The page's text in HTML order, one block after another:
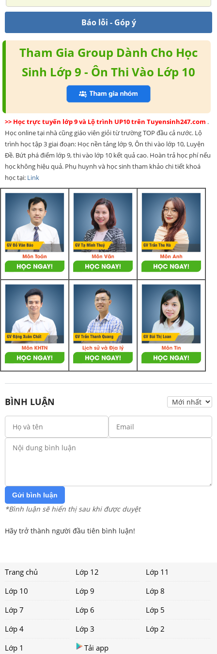
Báo lỗi - Góp ý
Tham Gia Group Dành Cho Học
Sinh Lớp 9 - Ôn Thi Vào Lớp 10
>> Học trực tuyến lớp 9 và Lộ trình UP10 trên Tuyensinh247.com .
Học online tại nhà cũng giáo viên giỏi từ trường TOP đầu cả nước. Lộ
trình học tập 3 giai đoạn: Học nền tảng lớp 9, Ôn thi vào lớp 10, Luyện
Đề. Bứt phá điểm lớp 9, thi vào lớp 10 kết quả cao. Hoàn trả học phí nếu
học không hiệu quả. Phụ huynh và học sinh tham khảo chi tiết khoá
học tại: Link
BÌNH LUẬN
Gửi bình luận
*Bình luận sẽ hiển thị sau khi được duyệt
Hãy trở thành người đầu tiên bình luận!
Trang chủ Lớp 12
Lớp 11
Lớp 10
Lớp 9
Lớp 8
Lớp 7
Lớp 6
Lớp 5
Lớp 4
Lớp 3
Lớp 2
Lớp 1
Tải app